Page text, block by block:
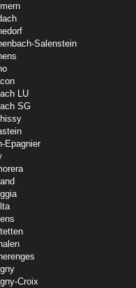
Salenstein
LU
SG
Epagnier
Croix